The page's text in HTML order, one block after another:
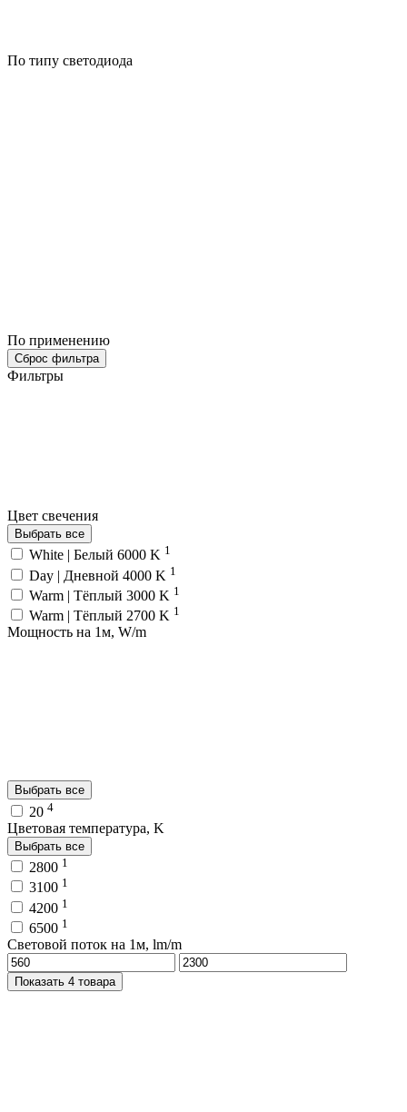
По типу светодиода
По применению
Сброс фильтра
Фильтры
Цвет свечения
Выбрать все
White | Белый 6000 K 1
Day | Дневной 4000 K 1
Warm | Тёплый 3000 K 1
Warm | Тёплый 2700 K 1
Мощность на 1м, W/m
Выбрать все
20 4
Цветовая температура, K
Выбрать все
2800 1
3100 1
4200 1
6500 1
Световой поток на 1м, lm/m
Показать 4 товара